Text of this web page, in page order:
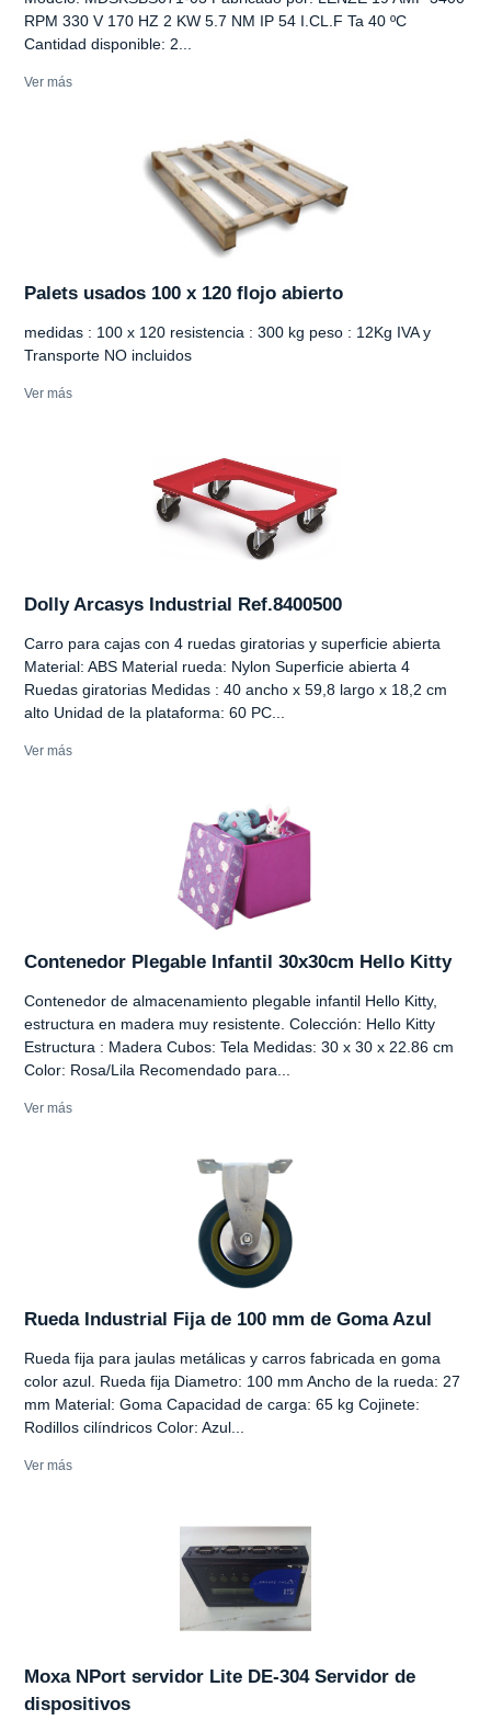
RPM 330 V 170 HZ 2 KW 5.7 NM IP 54 I.CL.F Ta 40 ºC
Cantidad disponible: 2...
Ver más
Palets usados 100 x 120 flojo abierto
medidas : 100 x 120 resistencia : 300 kg peso : 12Kg IVA y
Transporte NO incluidos
Ver más
Dolly Arcasys Industrial Ref.8400500
Carro para cajas con 4 ruedas giratorias y superficie abierta
Material: ABS Material rueda: Nylon Superficie abierta 4
Ruedas giratorias Medidas : 40 ancho x 59,8 largo x 18,2 cm
alto Unidad de la plataforma: 60 PC...
Ver más
Contenedor Plegable Infantil 30x30cm Hello Kitty
Contenedor de almacenamiento plegable infantil Hello Kitty,
estructura en madera muy resistente. Colección: Hello Kitty
Estructura : Madera Cubos: Tela Medidas: 30 x 30 x 22.86 cm
Color: Rosa/Lila Recomendado para...
Ver más
Rueda Industrial Fija de 100 mm de Goma Azul
Rueda fija para jaulas metálicas y carros fabricada en goma
color azul. Rueda fija Diametro: 100 mm Ancho de la rueda: 27
mm Material: Goma Capacidad de carga: 65 kg Cojinete:
Rodillos cilíndricos Color: Azul...
Ver más
Moxa NPort servidor Lite DE-304 Servidor de
dispositivos